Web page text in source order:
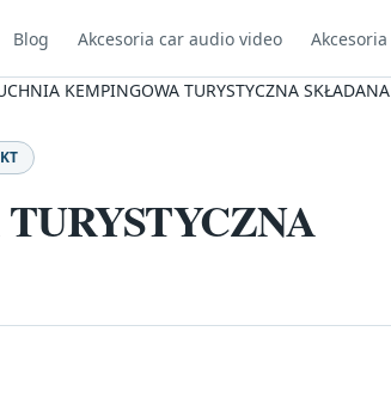
Blog Akcesoria car audio video Akcesoria
KEMPINGOWA TURYSTYCZNA